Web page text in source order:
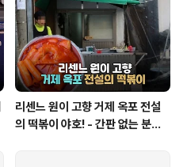
리센느 원이 고향 거제 옥포 전설
의 떡볶이 야호! - 간판 없는 분식